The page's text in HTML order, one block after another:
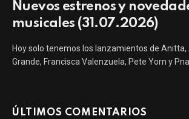
Nuevos estrenos y
musicales (31.07.2026)
Hoy solo tenemos los lanzamientos de Anitta,
Grande, Francisca Valenzuela, Pete Yorn y
ÚLTIMOS COMENTARIOS